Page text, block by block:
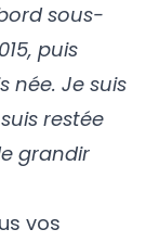
sous-
puis
née. Je suis
restée
grandir
vos